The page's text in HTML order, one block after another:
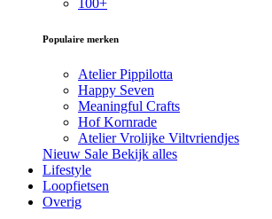
Populaire merken
Atelier Pippilotta
Happy Seven
Meaningful Crafts
Hof Kornrade
Atelier Vrolijke Viltvriendjes
Nieuw Sale Bekijk alles
Lifestyle
Loopfietsen
Overig